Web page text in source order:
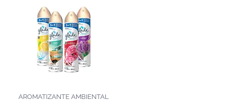
AROMATIZANTE AMBIENTAL